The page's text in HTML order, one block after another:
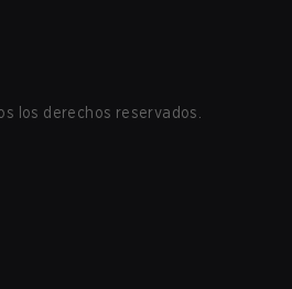
los derechos reservados.